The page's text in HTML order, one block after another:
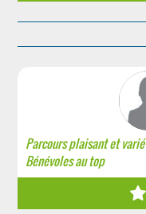
Parcours plaisant et varié
Bénévoles au top